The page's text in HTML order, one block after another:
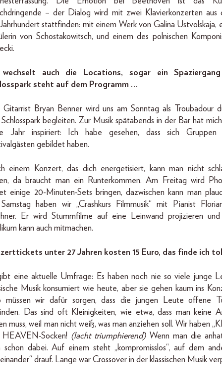
– der Dialog wird mit zwei Klavierkonzerten aus
stattfinden: mit einem Werk von Galina Ustvolskaja,
von Schostakowitsch, und einem des polnischen
auch die Locations, sogar ein
steht auf dem Programm …
Bryan Benner wird uns am Sonntag als Troubadour
begleiten. Zur Musik spä­tabends in der Bar hat
Jahr inspiriert: Ich habe gesehen, dass sich Gruppen
gebildet haben.
einem Konzert, das dich energetisiert, kann man nicht
da braucht man ein Runterkommen. Am Freitag wird
einige 20-Minuten-Sets bringen, dazwischen kann man
haben wir „Crashkurs Filmmusik“ mit Pianist
Er wird Stummfilme auf eine Leinwand projizieren und
kann auch mitmachen.
unter 27 Jahren kosten 15 Euro, das finde ich
eine aktuelle Umfrage: Es haben noch nie so viele junge
Musik konsumiert wie heute, aber sie gehen kaum ins
müssen wir dafür sorgen, dass die jungen Leute offene
Das sind oft Kleinigkeiten, wie etwa, dass man keine
muss, weil man nicht weiß, was man anziehen soll. Wir haben
Socken! (lacht triumphierend)Wenn man die
schon dabei. Auf einem steht „kompromisslos“, auf dem
drauf. Lange war Crossover in der klassischen Musik